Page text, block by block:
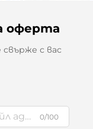
оферта
с вас
0/100